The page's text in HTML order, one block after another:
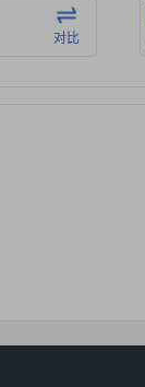
对比